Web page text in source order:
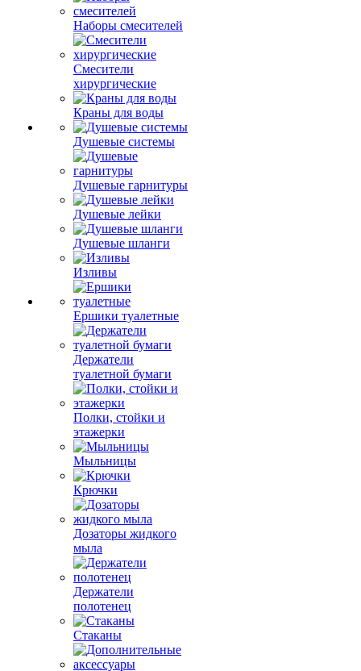
Наборы смесителей
Смесители
хирургические
Краны для воды
Душевые системы
Душевые гарнитуры
Душевые лейки
Душевые шланги
Изливы
Ершики туалетные
Держатели
туалетной бумаги
Полки, стойки и
этажерки
Мыльницы
Крючки
Дозаторы жидкого
мыла
Держатели
полотенец
Стаканы